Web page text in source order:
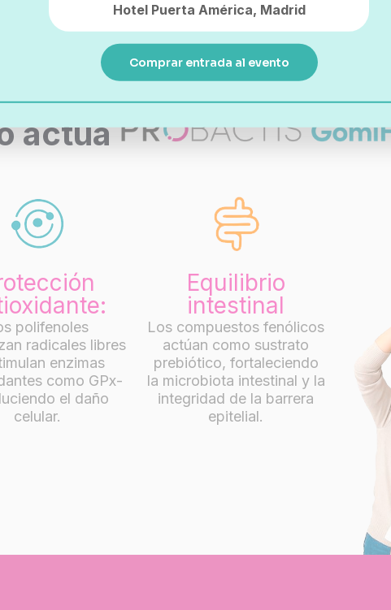
actúa
polifenoles
radicales libres
enzimas
como GPx-
el daño
celular.
Equilibrio
intestinal
Los compuestos fenólicos
actúan como sustrato
prebiótico, fortaleciendo
la microbiota intestinal y la
integridad de la barrera
epitelial.
Hotel Puerta América, Madrid
Comprar entrada al evento